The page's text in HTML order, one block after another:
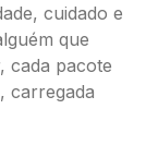
cuidado e
que
cada pacote
carregada